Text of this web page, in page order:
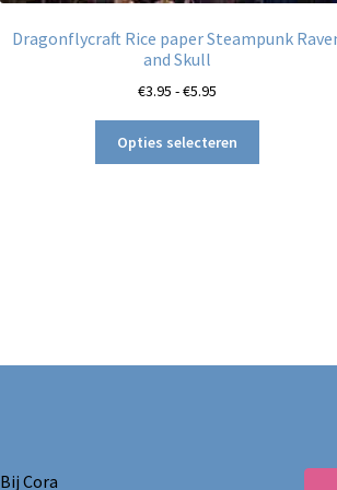
Dragonflycraft Rice paper Steampunk
and Skull
€3.95 -€5.95Prijsklasse:
tot
€5.95
Opties selecteren
Bij Cora